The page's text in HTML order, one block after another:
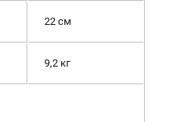
22 см
9,2 кг